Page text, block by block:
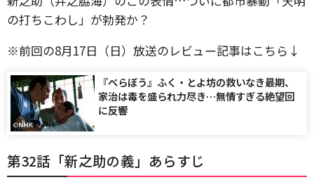
の打ちこわし」が勃発か？
※前回の8月17日（日）放送のレビュー記事はこちら↓
『べらぼう』ふく・とよ坊の救いなき最期、
家治は毒を盛られ力尽き…無情すぎる絶望回
に反響
第32話「新之助の義」あらすじ